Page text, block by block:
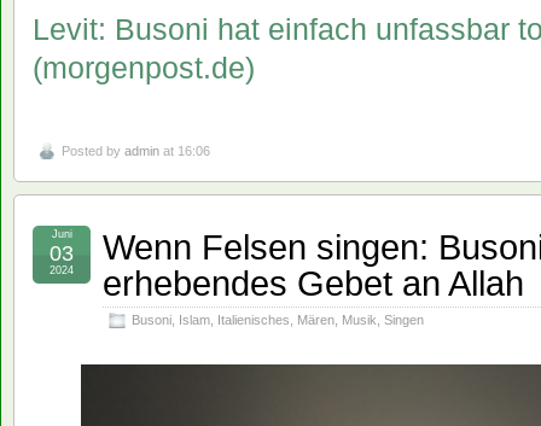
Levit: Busoni hat einfach unfassbar
(morgenpost.de)
Posted by admin at 16:06
Wenn Felsen singen:
erhebendes Gebet an Allah
Busoni Islam Italienisches Mären Musik Singen
Juni
03
2024